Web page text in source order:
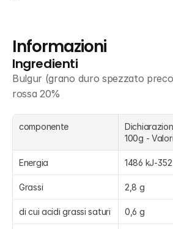
Informazioni
Ingredienti
Bulgur (grano duro spezzato
rossa 20%
componente
100g -
Energia 1486 kJ-
Grassi 2,8 g
di cui acidi grassi saturi 0,6 g